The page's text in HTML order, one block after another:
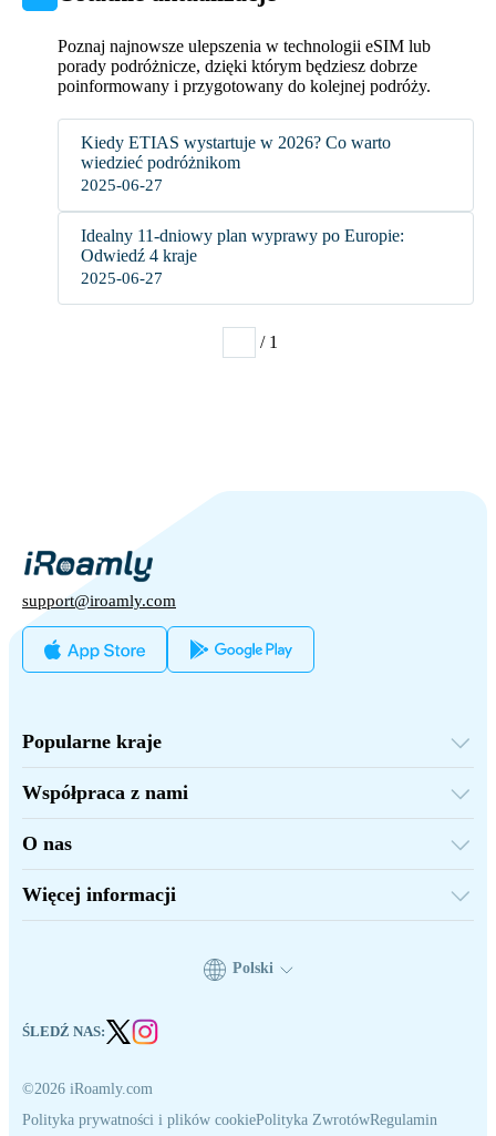
Poznaj najnowsze ulepszenia w technologii eSIM lub
porady podróżnicze, dzięki którym będziesz dobrze
poinformowany i przygotowany do kolejnej podróży.
Kiedy ETIAS wystartuje w 2026? Co warto
wiedzieć podróżnikom
2025-06-27
Idealny 11-dniowy plan wyprawy po Europie:
Odwiedź 4 kraje
2025-06-27
/ 1
support@iroamly.com
Popularne kraje
Turcja
Francja
Tajlandia
Japonia
Włochy
Indie
Hiszpania
Współpraca z nami
Program partnerski
Dokumentacja API
O nas
Więcej informacji
Obsługiwane urządzenia eSIM
©2026 iRoamly.com
Polityka prywatności i plików cookiePolityka ZwrotówRegulamin
Polski
ŚLEDŹ NAS: